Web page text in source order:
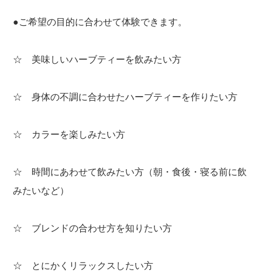
●ご希望の目的に合わせて体験できます。
☆ 美味しいハーブティーを飲みたい方
☆ 身体の不調に合わせたハーブティーを作りたい方
☆ カラーを楽しみたい方
☆ 時間にあわせて飲みたい方（朝・食後・寝る前に飲
みたいなど）
☆ ブレンドの合わせ方を知りたい方
☆ とにかくリラックスしたい方